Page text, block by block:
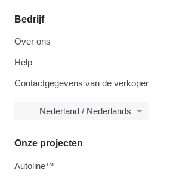
Bedrijf
Over ons
Help
Contactgegevens van de verkoper
Nederland / Nederlands
Onze projecten
Autoline™